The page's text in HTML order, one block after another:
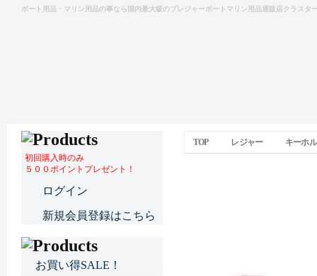
ボート用品・マリン用品の事なら国内最大級のプレジャーボートマリン用品通販店クラスタ
TOP レジャー キーホ
初回購入時のみ
５００ポイントプレゼント！
ログイン
新規会員登録はこちら
お買い得SALE！